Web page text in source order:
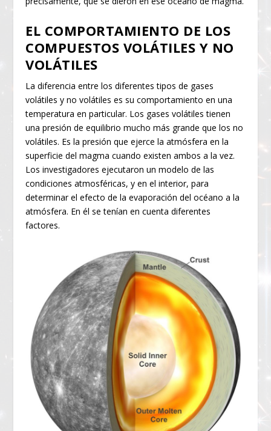
EL COMPORTAMIENTO DE LOS
COMPUESTOS VOLÁTILES Y NO
VOLÁTILES
La diferencia entre los diferentes tipos de gases
volátiles y no volátiles es su comportamiento en una
temperatura en particular. Los gases volátiles tienen
una presión de equilibrio mucho más grande que los no
volátiles. Es la presión que ejerce la atmósfera en la
superficie del magma cuando existen ambos a la vez.
Los investigadores ejecutaron un modelo de las
condiciones atmosféricas, y en el interior, para
determinar el efecto de la evaporación del océano a la
atmósfera. En él se tenían en cuenta diferentes
factores.